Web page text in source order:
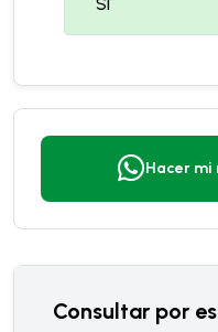
Hacer mi
Consultar por